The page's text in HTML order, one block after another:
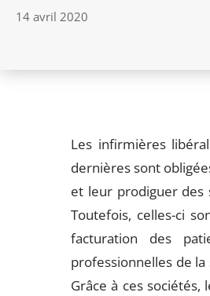
14 avril 2020
Les infirmières
dernières sont
et leur prodiguer des
Toutefois, celles-ci
facturation des
professionnelles de
Grâce à ces